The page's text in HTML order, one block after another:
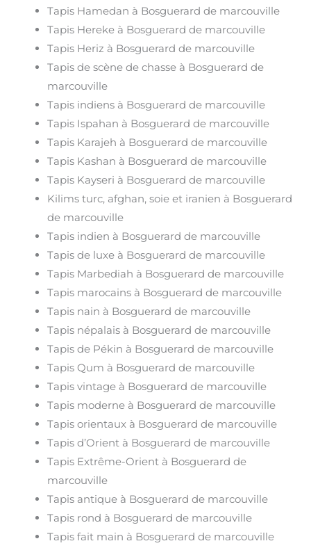
Tapis Hamedan à Bosguerard de marcouville
Tapis Hereke à Bosguerard de marcouville
Tapis Heriz à Bosguerard de marcouville
Tapis de scène de chasse à Bosguerard de
marcouville
Tapis indiens à Bosguerard de marcouville
Tapis Ispahan à Bosguerard de marcouville
Tapis Karajeh à Bosguerard de marcouville
Tapis Kashan à Bosguerard de marcouville
Tapis Kayseri à Bosguerard de marcouville
Kilims turc, afghan, soie et iranien à Bosguerard
de marcouville
Tapis indien à Bosguerard de marcouville
Tapis de luxe à Bosguerard de marcouville
Tapis Marbediah à Bosguerard de marcouville
Tapis marocains à Bosguerard de marcouville
Tapis nain à Bosguerard de marcouville
Tapis népalais à Bosguerard de marcouville
Tapis de Pékin à Bosguerard de marcouville
Tapis Qum à Bosguerard de marcouville
Tapis vintage à Bosguerard de marcouville
Tapis moderne à Bosguerard de marcouville
Tapis orientaux à Bosguerard de marcouville
Tapis d’Orient à Bosguerard de marcouville
Tapis Extrême-Orient à Bosguerard de
marcouville
Tapis antique à Bosguerard de marcouville
Tapis rond à Bosguerard de marcouville
Tapis fait main à Bosguerard de marcouville